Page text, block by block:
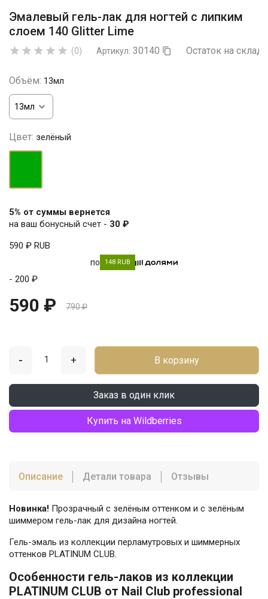
Эмалевый гель-лак для ногтей с липким
слоем 140 Glitter Lime
     (0) Артикул: 30140  Остаток на
Объём: 13мл
Цвет: зелёный
5% от суммы вернется
на ваш бонусный счет - 30 ₽
590 ₽ RUB
по 148 RUB
- 200 ₽
590 ₽ 790 ₽
- + В корзину
Заказ в один клик
Купить на Wildberries
Описание Детали товара Отзывы
Новинка! Прозрачный с зелёным оттенком и с зелёным
шиммером гель-лак для дизайна ногтей.
Гель-эмаль из коллекции перламутровых и шиммерных
оттенков PLATINUM CLUB.
Особенности гель-лаков из коллекции
PLATINUM CLUB от Nail Club professional